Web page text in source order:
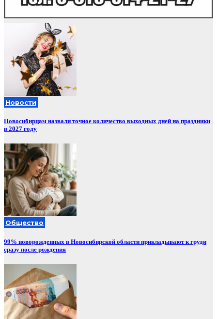
Новости
Новосибирцам назвали точное количество выходных дней на праздники
в 2027 году
Общество
99% новорожденных в Новосибирской области прикладывают к груди
сразу после рождения